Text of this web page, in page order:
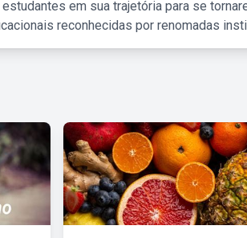
em sua trajetória para se
reconhecidas por renomadas